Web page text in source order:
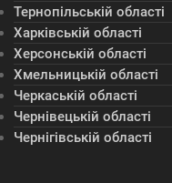
Тернопільській області
Харківській області
Херсонській області
Хмельницькій області
Черкаській області
Чернівецькій області
Чернігівській області